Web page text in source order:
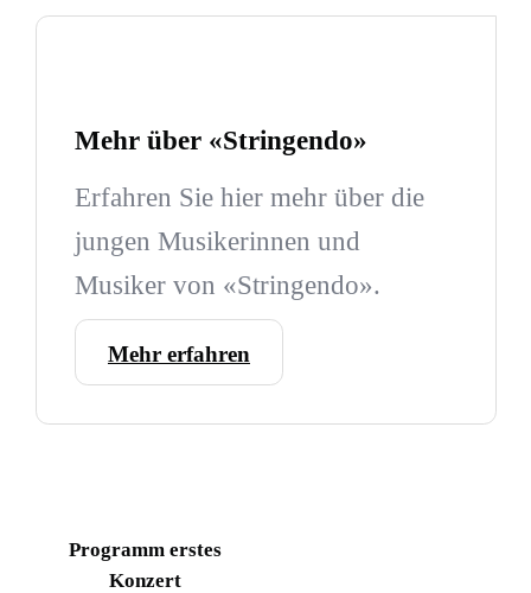
Mehr über «Stringendo»
Erfahren Sie hier mehr über die
jungen Musikerinnen und
Musiker von «Stringendo».
Mehr erfahren
Programm erstes
Konzert